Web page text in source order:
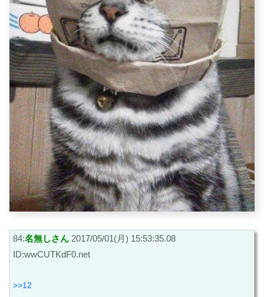
84:名無しさん 2017/05/01(月) 15:53:35.08
ID:wwCUTKdF0.net
>>12